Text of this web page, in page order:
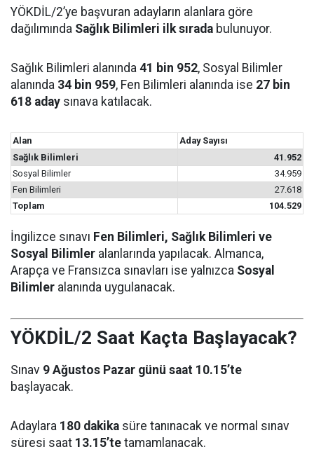
YÖKDİL/2’ye başvuran adayların alanlara göre
dağılımında Sağlık Bilimleri ilk sırada bulunuyor.
Sağlık Bilimleri alanında 41 bin 952, Sosyal Bilimler
alanında 34 bin 959, Fen Bilimleri alanında ise 27 bin
618 aday sınava katılacak.
Alan
Aday Sayısı
Sağlık Bilimleri
41.952
Sosyal Bilimler
34.959
Fen Bilimleri
27.618
Toplam
104.529
İngilizce sınavı Fen Bilimleri, Sağlık Bilimleri ve
Sosyal Bilimler alanlarında yapılacak. Almanca,
Arapça ve Fransızca sınavları ise yalnızca Sosyal
Bilimler alanında uygulanacak.
YÖKDİL/2 Saat Kaçta Başlayacak?
Sınav 9 Ağustos Pazar günü saat 10.15’te
başlayacak.
Adaylara 180 dakika süre tanınacak ve normal sınav
süresi saat 13.15’te tamamlanacak.